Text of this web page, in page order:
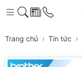
Trang chủ Tin tức